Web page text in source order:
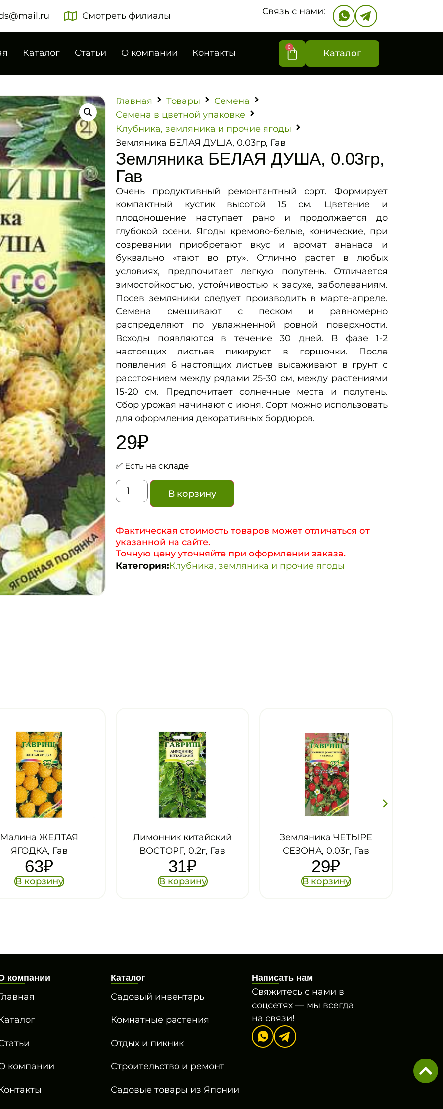
Смотреть филиалы Связь с нами:
Каталог Статьи О компании Контакты
0
Каталог
Главная Товары
Семена
Семена в цветной упаковке
Клубника, земляника и прочие ягоды
Земляника БЕЛАЯ ДУША, 0.03гр, Гав
Земляника БЕЛАЯ ДУША, 0.03гр,
Гав
Очень продуктивный ремонтантный сорт. Формирует
компактный кустик высотой 15 см. Цветение и
плодоношение наступает рано и продолжается до
глубокой осени. Ягоды кремово-белые, конические, при
созревании приобретают вкус и аромат ананаса и
буквально «тают во рту». Отлично растет в любых
условиях, предпочитает легкую полутень. Отличается
зимостойкостью, устойчивостью к засухе, заболеваниям.
Посев земляники следует производить в марте-апреле.
Семена смешивают с песком и равномерно
распределяют по увлажненной ровной поверхности.
Всходы появляются в течение 30 дней. В фазе 1-2
настоящих листьев пикируют в горшочки. После
появления 6 настоящих листьев высаживают в грунт с
расстоянием между рядами 25-30 см, между растениями
15-20 см. Предпочитает солнечные места и полутень.
Сбор урожая начинают с июня. Сорт можно использовать
для оформления декоративных бордюров.
29₽
✅ Есть на складе
В корзину
Фактическая стоимость товаров может отличаться от
указанной на сайте.
Точную цену уточняйте при оформлении заказа.
Категория:Клубника, земляника и прочие ягоды
китайский
ВОСТОРГ, 0.2г, Гав
31₽
В корзину
Земляника ЧЕТЫРЕ
СЕЗОНА, 0.03г, Гав
29₽
В корзину
Земляника ХОЛИДЕЙ,
0.03г, Гав
29₽
В корзину
компании
компании
Каталог
Садовый инвентарь
Комнатные растения
Отдых и пикник
Строительство и ремонт
Садовые товары из Японии
Написать нам
Свяжитесь с нами в
соцсетях — мы всегда
на связи!